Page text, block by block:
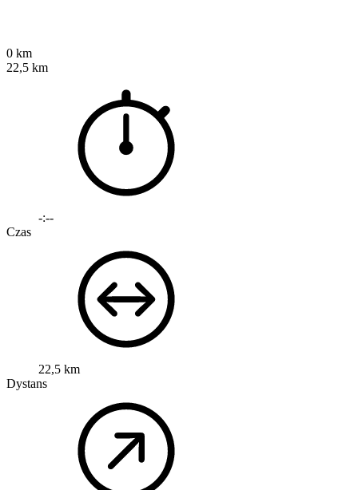
0 km
22,5 km
-:--
Czas
22,5 km
Dystans